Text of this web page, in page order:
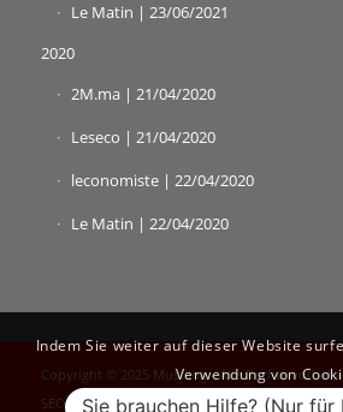
Le Matin | 23/06/2021
2020
2M.ma | 21/04/2020
Leseco | 21/04/2020
leconomiste | 22/04/2020
Le Matin | 22/04/2020
Copyright © 2025 Mustang - Alle Rechte
SEO optimiert vonDigito.ma.
Indem Sie weiter auf dieser Website
Verwendung von
Sie brauchen Hilfe? (Nur für